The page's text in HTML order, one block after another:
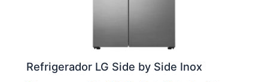
Refrigerador LG Side by Side Inox